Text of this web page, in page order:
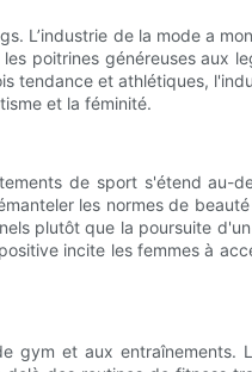
L’industrie de la mode a
poitrines généreuses aux
et athlétiques,
et la féminité.
de sport s'étend
les normes de
plutôt que la poursuite
incite les femmes à
et aux